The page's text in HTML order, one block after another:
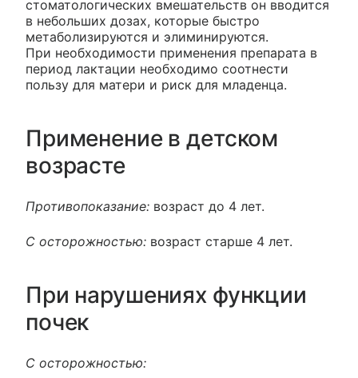
стоматологических вмешательств он вводится
в небольших дозах, которые быстро
метаболизируются и элиминируются.
При необходимости применения препарата в
период лактации необходимо соотнести
пользу для матери и риск для младенца.
Применение в детском
возрасте
Противопоказание: возраст до 4 лет.
С осторожностью: возраст старше 4 лет.
При нарушениях функции
почек
C осторожностью: